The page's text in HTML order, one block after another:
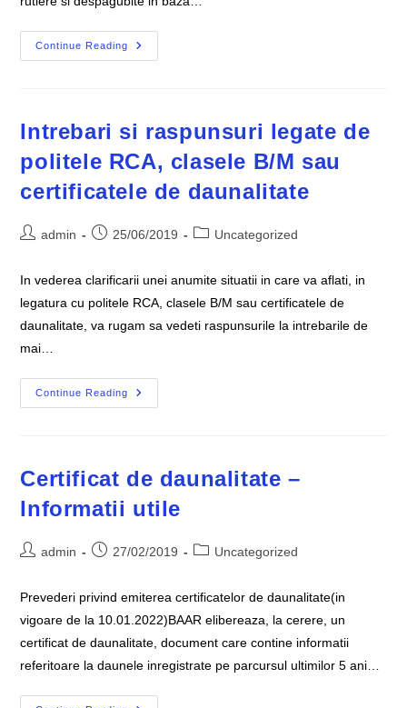
Continue Reading
Analiza
Privind
A
Autovehiculelor
Avariate
In
Urma
Unor
Evenimente
Despagubite
Unei
Polite
RCA
Intrebari si raspunsuri legate de
politele RCA, clasele B/M sau
certificatele de daunalitate
Postadmin
Post25/06/2019
PostUncategorized
In vederea clarificarii unei anumite situatii in care va aflati, in
legatura cu politele RCA, clasele B/M sau certificatele de
daunalitate, va rugam sa vedeti raspunsurile la intrebarile de
mai…
Continue Reading
Intrebari
Si
RCA,
Clasele
Sau
Certificatele
Daunalitate
Certificat de daunalitate –
Informatii utile
Postadmin
Post27/02/2019
PostUncategorized
Prevederi privind emiterea certificatelor de daunalitate(in
vigoare de la 10.01.2022)BAAR elibereaza, la cerere, un
certificat de daunalitate, document care contine informatii
referitoare la daunele inregistrate pe parcursul ultimilor 5 ani…